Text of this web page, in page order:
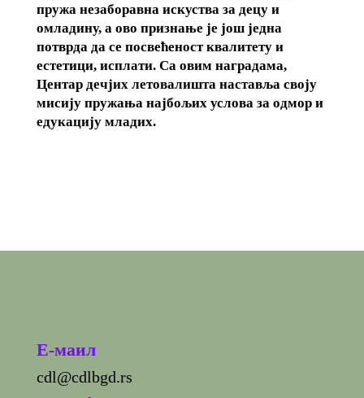
пружа незаборавна искуства за децу и
омладину, а ово признање је још једна
потврда да се посвећеност квалитету и
естетици, исплати. Са овим наградама,
Центар дечјих летовалишта наставља своју
мисију пружања најбољих услова за одмор и
едукацију младих.
E-маил
cdl@cdlbgd.rs